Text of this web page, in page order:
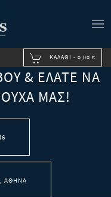
ΚΑΛΆΘΙ - 0,00 €
& ΕΛΆΤΕ ΝΑ
ΜΑΣ!
ΑΘΉΝΑ